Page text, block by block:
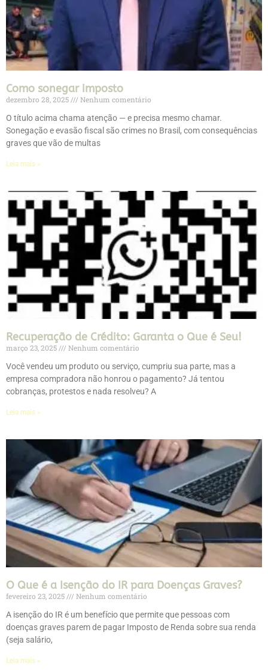
Como sonegar imposto
dezembro 28, 2025
Nenhum comentário
O título acima chama atenção — e precisa mesmo chamar.
Sonegação e evasão fiscal são crimes no Brasil, com consequências
graves que vão de multas
Leia mais »
Recuperação de Crédito: Garanta o Que é Seu!
março 23, 2025
Nenhum comentário
Você vendeu um produto ou serviço, cumpriu sua parte, mas a
empresa compradora não honrou o pagamento? Já tentou
cobranças, protestos e nada resolveu? A
Leia mais »
O Que é a Isenção do IR para Doenças Graves?
fevereiro 23, 2025
Nenhum comentário
A isenção do IR é um benefício que permite que pessoas com
doenças graves parem de pagar Imposto de Renda sobre sua renda
(seja salário,
Leia mais »